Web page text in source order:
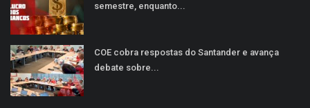
semestre, enquanto...
COE cobra respostas do Santander e avança
debate sobre...